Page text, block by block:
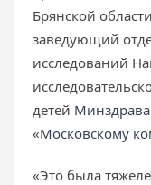
Брянской
заведующий
исследований
детей Минздрава
«Московскому
«Это была